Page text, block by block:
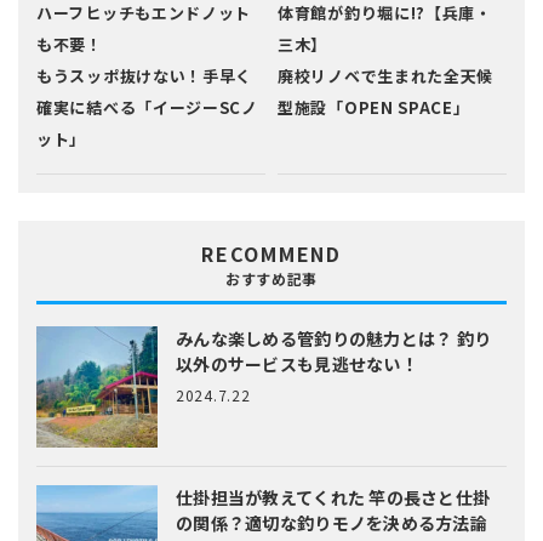
ハーフヒッチもエンドノット
も不要！
もうスッポ抜けない！手早く
確実に結べる「イージーSCノ
ット」
体育館が釣り堀に!?【兵庫・
三木】
廃校リノベで生まれた全天候
型施設「OPEN SPACE」
RECOMMEND
おすすめ記事
みんな楽しめる管釣りの魅力とは？ 釣り
以外のサービスも見逃せない！
2024.7.22
仕掛担当が教えてくれた竿の長さと仕掛
の関係？適切な釣りモノを決める方法論